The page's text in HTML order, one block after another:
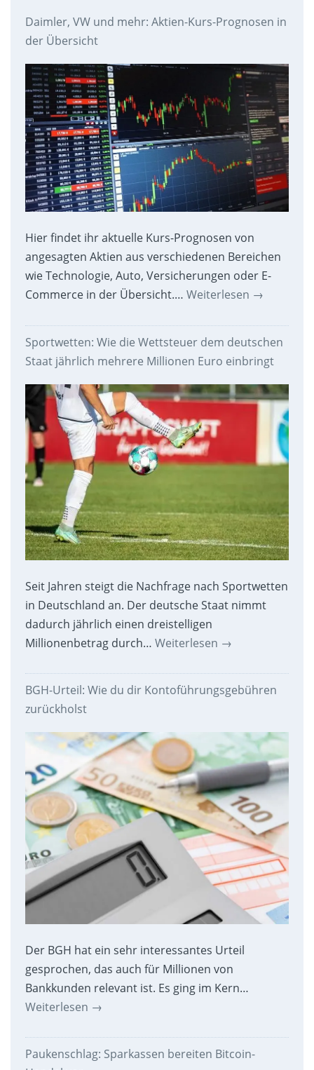
Daimler, VW und mehr: Aktien-Kurs-Prognosen in
der Übersicht
Hier findet ihr aktuelle Kurs-Prognosen von
angesagten Aktien aus verschiedenen Bereichen
wie Technologie, Auto, Versicherungen oder E-
Commerce in der Übersicht.… Weiterlesen →
Sportwetten: Wie die Wettsteuer dem deutschen
Staat jährlich mehrere Millionen Euro einbringt
Seit Jahren steigt die Nachfrage nach Sportwetten
in Deutschland an. Der deutsche Staat nimmt
dadurch jährlich einen dreistelligen
Millionenbetrag durch… Weiterlesen →
BGH-Urteil: Wie du dir Kontoführungsgebühren
zurückholst
Der BGH hat ein sehr interessantes Urteil
gesprochen, das auch für Millionen von
Bankkunden relevant ist. Es ging im Kern…
Weiterlesen →
Paukenschlag: Sparkassen bereiten Bitcoin-